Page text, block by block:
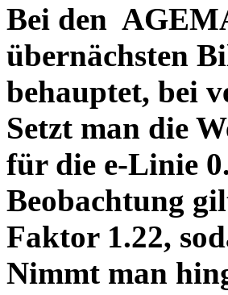
Bei den
übernächsten
behauptet, bei
Setzt man die
für die e-Linie
Beobachtung
Faktor 1.22,
Nimmt man